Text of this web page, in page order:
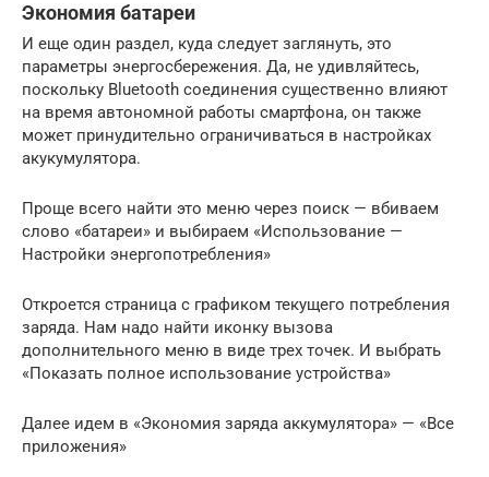
Экономия батареи
И еще один раздел, куда следует заглянуть, это
параметры энергосбережения. Да, не удивляйтесь,
поскольку Bluetooth соединения существенно влияют
на время автономной работы смартфона, он также
может принудительно ограничиваться в настройках
акукумулятора.
Проще всего найти это меню через поиск — вбиваем
слово «батареи» и выбираем «Использование —
Настройки энергопотребления»
Откроется страница с графиком текущего потребления
заряда. Нам надо найти иконку вызова
дополнительного меню в виде трех точек. И выбрать
«Показать полное использование устройства»
Далее идем в «Экономия заряда аккумулятора» — «Все
приложения»